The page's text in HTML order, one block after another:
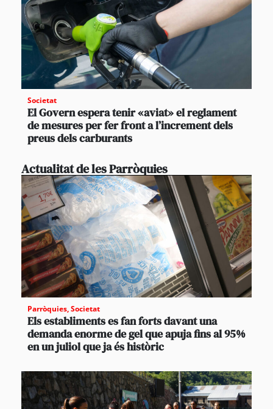
Societat
El Govern espera tenir «aviat» el reglament
de mesures per fer front a l’increment dels
preus dels carburants
Actualitat de les Parròquies
Parròquies,Societat
Els establiments es fan forts davant una
demanda enorme de gel que apuja fins al 95%
en un juliol que ja és històric